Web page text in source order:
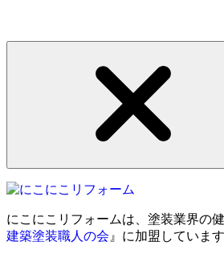
にこにこリフォームは、塗装業界の
建築塗装職人の会 』に加盟しています